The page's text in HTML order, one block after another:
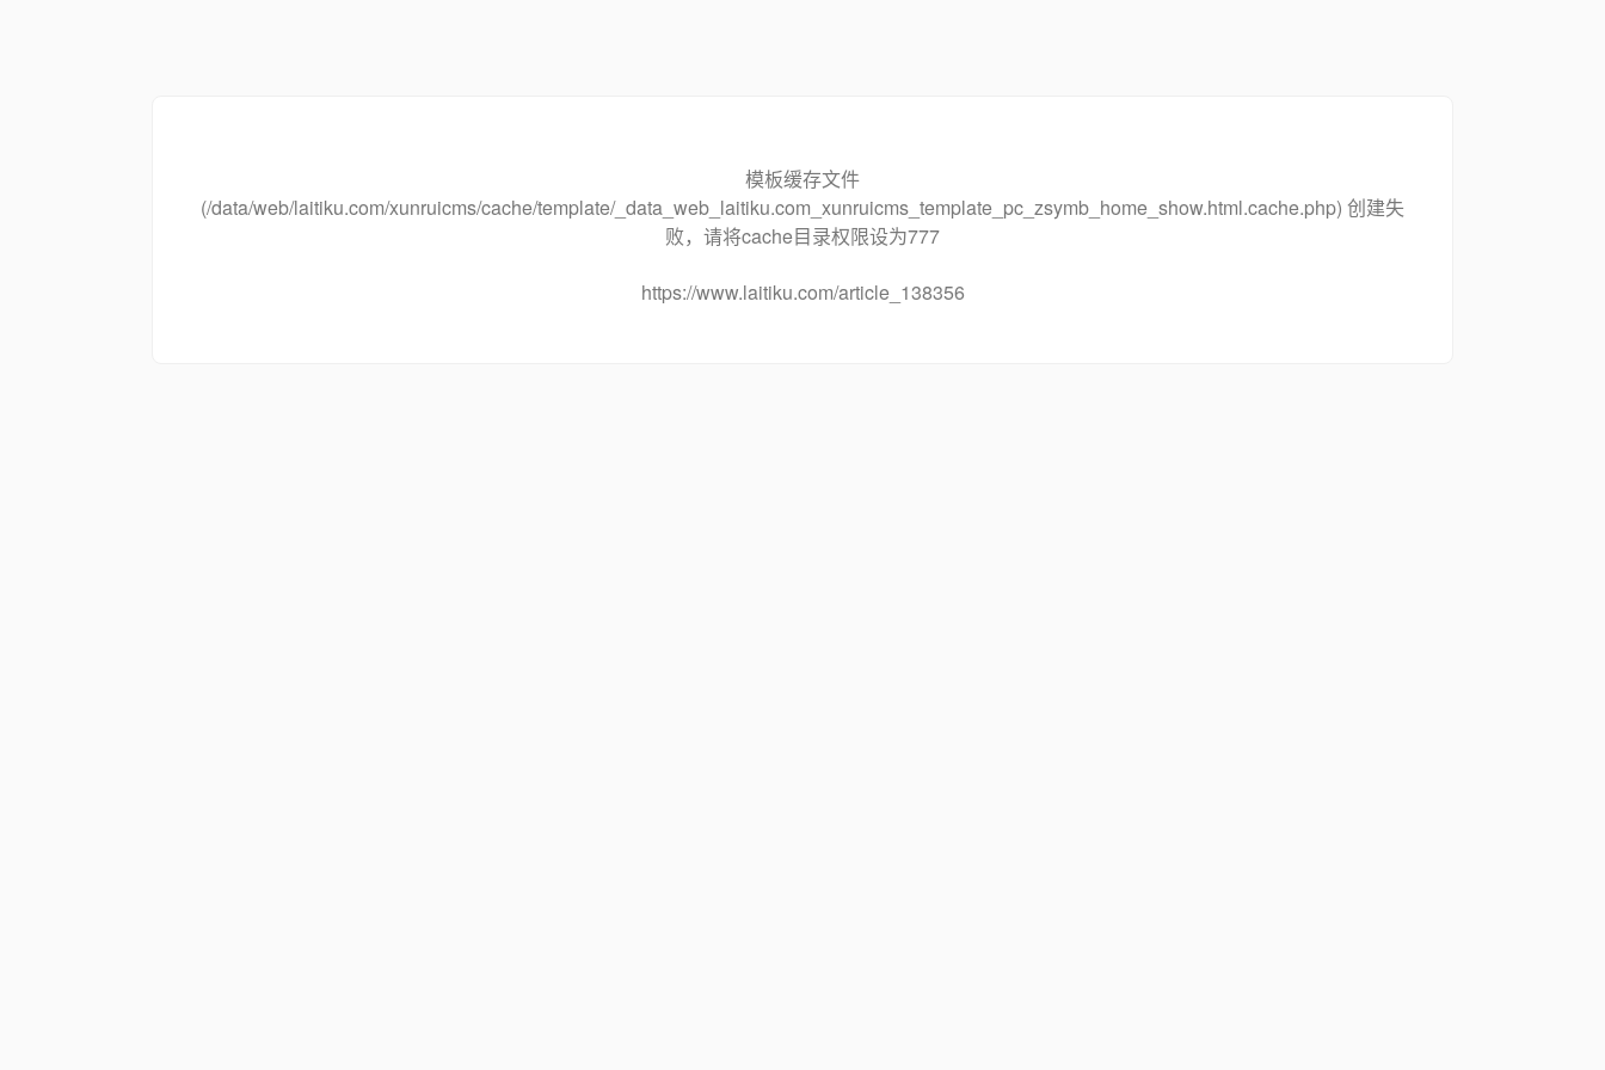
模板缓存文件
(/data/web/laitiku.com/xunruicms/cache/template/_data_web_laitiku.com_xunruicms_template_pc_zsymb_home_show.html.cache.php) 创建失
败，请将cache目录权限设为777
https://www.laitiku.com/article_138356